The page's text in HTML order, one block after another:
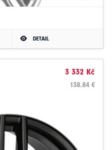
DETAIL
3 332 Kč
138.84 €